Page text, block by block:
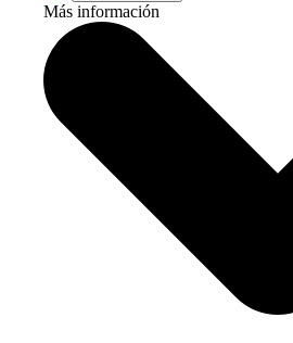
Más información